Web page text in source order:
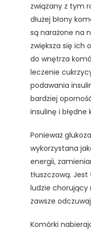
związany z tym
dłużej błony
są narażone na
zwiększa się ich
do wnętrza
leczenie
podawania
bardziej
insulinę i błędne
Ponieważ
wykorzystana
energii,
tłuszczową.
ludzie chorujący
zawsze
Komórki